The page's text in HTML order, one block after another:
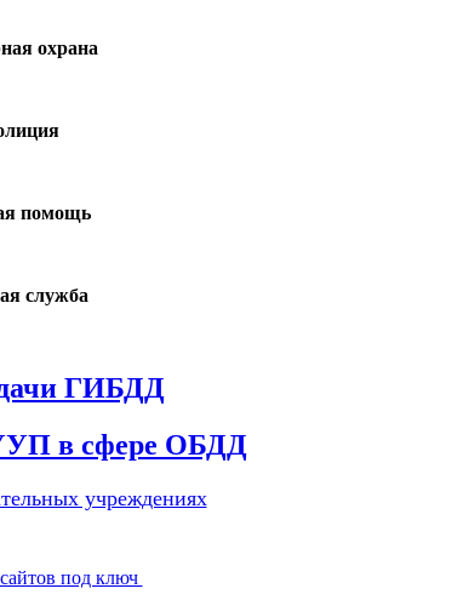
охрана
помощь
служба
ГИБДД
в сфере ОБДД
учреждениях